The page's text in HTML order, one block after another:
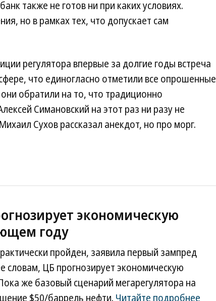
также не готов ни при каких условиях.
но в рамках тех, что допускает сам
регулятора впервые за долгие годы встреча
что единогласно отметили все опрошенные
обратили на то, что традиционно
Симановский на этот раз ни разу не
Сухов рассказал анекдот, но про морг.
экономическую
году
пройден, заявила первый зампред
словам, ЦБ прогнозирует экономическую
же базовый сценарий мегарегулятора на
$50/баррель нефти. Читайте подробнее